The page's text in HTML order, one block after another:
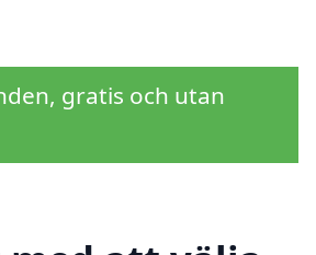
gratis och utan